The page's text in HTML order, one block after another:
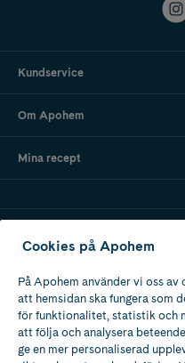
Kundservice
Om Apohem
Mina recept
Apotek med tillstånd
av Läkemedelsverket
Cookies på Apohem
På Apohem använder vi oss
att hemsidan ska fungera som
för funktionalitet, statistik och
att följa och analysera
ge en mer personaliserad